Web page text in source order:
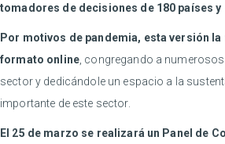
tomadores de decisiones de 180 países y
Por motivos de pandemia, esta versión
formato online, congregando a numerosos
sector y dedicándole un espacio a la
importante de este sector.
El 25 de marzo se realizará un Panel de